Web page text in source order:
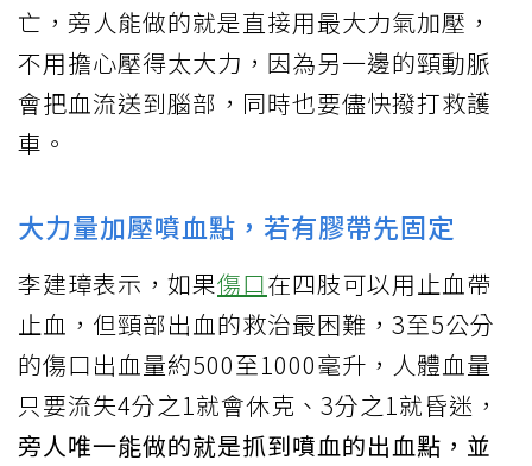
亡，旁人能做的就是直接用最大力氣加壓，
不用擔心壓得太大力，因為另一邊的頸動脈
會把血流送到腦部，同時也要儘快撥打救護
車。
大力量加壓噴血點，若有膠帶先固定
李建璋表示，如果傷口在四肢可以用止血帶
止血，但頸部出血的救治最困難，3至5公分
的傷口出血量約500至1000毫升，人體血量
只要流失4分之1就會休克、3分之1就昏迷，
旁人唯一能做的就是抓到噴血的出血點，並